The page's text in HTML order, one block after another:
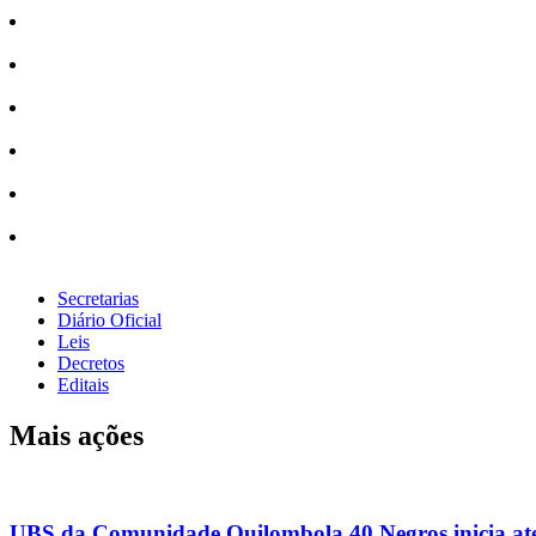
Secretarias
Diário Oficial
Leis
Decretos
Editais
Mais ações